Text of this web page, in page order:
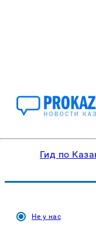
Гид по
Не у нас